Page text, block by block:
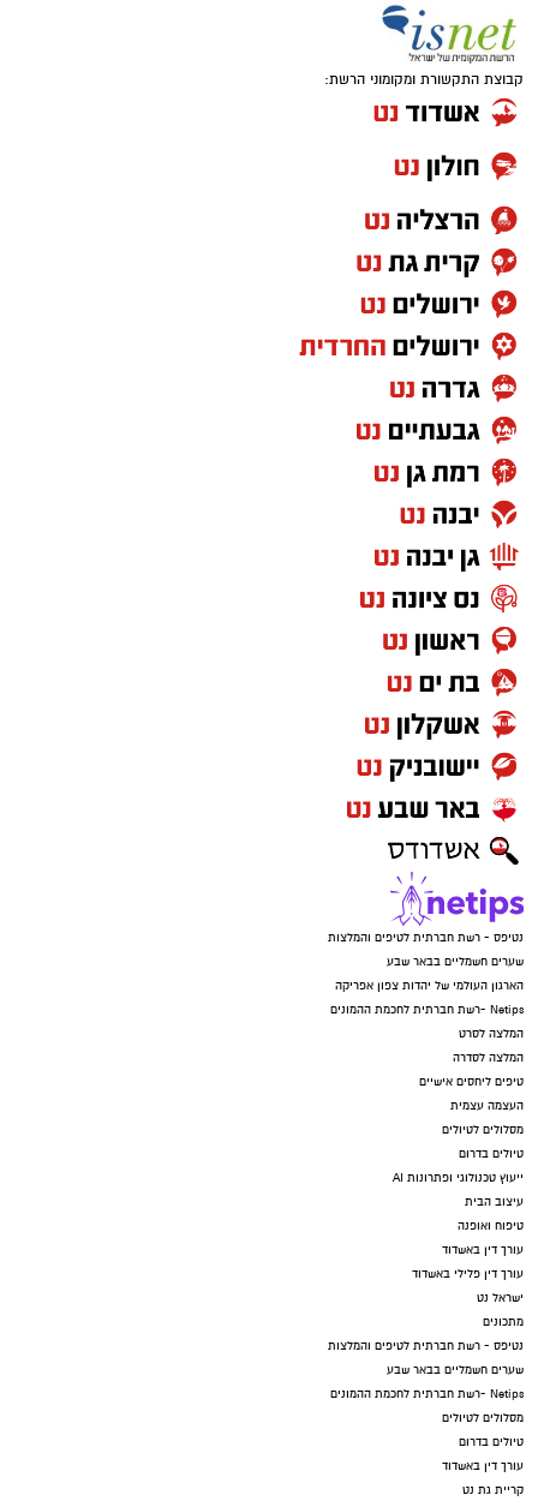
קבוצת התקשורת ומקומוני הרשת:
נטיפס - רשת חברתית לטיפים והמלצות
שערים חשמליים בבאר שבע
הארגון העולמי של יהדות צפון אפריקה
Netips -רשת חברתית לחכמת ההמונים
המלצה לסרט
המלצה לסדרה
טיפים ליחסים אישיים
העצמה עצמית
מסלולים לטיולים
טיולים בדרום
ייעוץ טכנולוגי ופתרונות AI
עיצוב הבית
טיפוח ואופנה
עורך דין באשדוד
עורך דין פלילי באשדוד
ישראל נט
מתכונים
נטיפס - רשת חברתית לטיפים והמלצות
שערים חשמליים בבאר שבע
Netips -רשת חברתית לחכמת ההמונים
מסלולים לטיולים
טיולים בדרום
עורך דין באשדוד
קריית גת נט